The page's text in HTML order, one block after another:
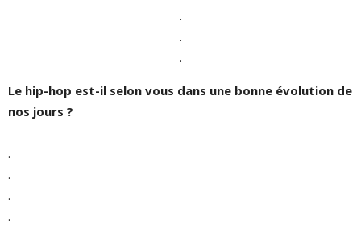
.
.
.
Le hip-hop est-il selon vous dans une bonne évolution de
nos jours ?
.
.
.
.